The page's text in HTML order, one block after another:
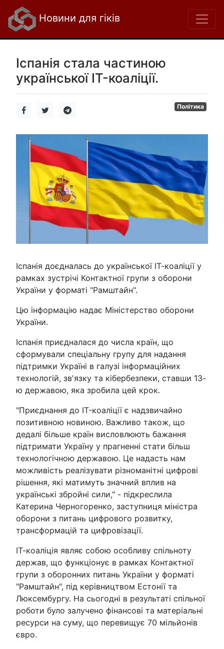
Новини для гіків
Іспанія стала частиною
української IT-коаліції.
Політика
Іспанія доєдналась до української ІТ-коаліції у
рамках зустрічі Контактної групи з оборони
України у форматі "Рамштайн".
Цю інформацію надає Міністерство оборони
України.
Іспанія приєдналася до числа країн, що
сформували спеціальну групу для надання
підтримки Україні в галузі інформаційних
технологій, зв'язку та кібербезпеки, ставши 13-
ю державою, яка зробила цей крок.
"Приєднання до IT-коаліції є надзвичайно
позитивною новиною. Важливо також, що
дедалі більше країн висловлюють бажання
підтримати Україну у прагненні стати більш
технологічною державою. Це надасть нам
можливість реалізувати різноманітні цифрові
рішення, які матимуть значний вплив на
українські збройні сили," - підкреслила
Катерина Черногоренко, заступниця міністра
оборони з питань цифрового розвитку,
трансформацій та цифровізації.
ІТ-коаліція являє собою особливу спільноту
держав, що функціонує в рамках Контактної
групи з оборонних питань України у форматі
"Рамштайн", під керівництвом Естонії та
Люксембургу. На сьогодні в результаті спільної
роботи було залучено фінансові та матеріальні
ресурси на суму, що перевищує 70 мільйонів
євро.